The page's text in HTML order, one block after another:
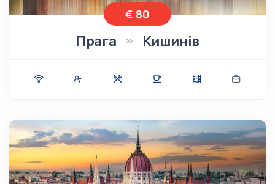
€ 80
Прага Кишинів